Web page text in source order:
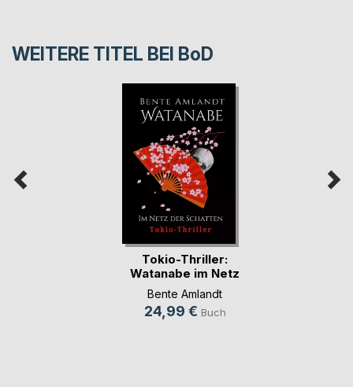
WEITERE TITEL BEI BoD
Tokio-Thriller:
Watanabe im Netz
d(...)
Bente Amlandt
24,99 € Buch